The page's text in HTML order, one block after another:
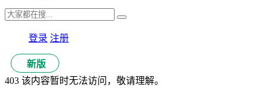
登录 注册
新版
403 该内容暂时无法访问，敬请理解。